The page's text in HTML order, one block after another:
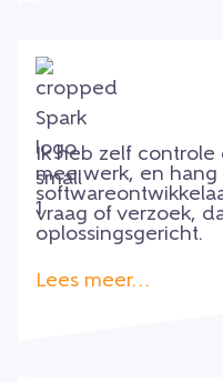
Ik heb zelf controle
mee werk, en
vraag of verzoek,
oplossingsgericht.
Lees meer…